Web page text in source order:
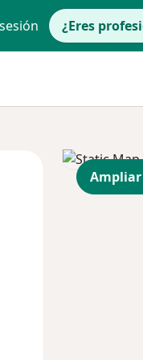
¿Eres
Jue
13 Ago